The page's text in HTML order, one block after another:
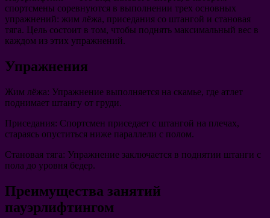
спортсмены соревнуются в выполнении трех основных
упражнений: жим лёжа, приседания со штангой и становая
тяга. Цель состоит в том, чтобы поднять максимальный вес в
каждом из этих упражнений.
Упражнения
Жим лёжа: Упражнение выполняется на скамье, где атлет
поднимает штангу от груди.
Приседания: Спортсмен приседает с штангой на плечах,
стараясь опуститься ниже параллели с полом.
Становая тяга: Упражнение заключается в поднятии штанги с
пола до уровня бедер.
Преимущества занятий
пауэрлифтингом